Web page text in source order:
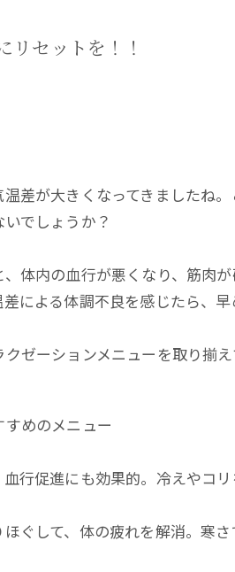
リセットを！！
差が大きくなってきましたね
でしょうか？
体内の血行が悪くなり、筋肉
による体調不良を感じたら、早
ゼーションメニューを取り揃
めのメニュー
行促進にも効果的。冷えやコ
ぐして、体の疲れを解消。寒